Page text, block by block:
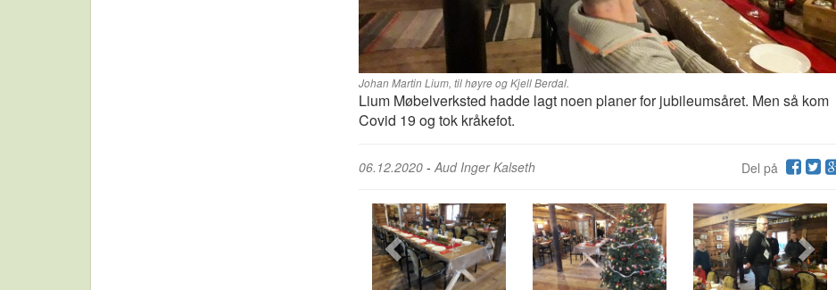
Johan Martin Lium, til høyre og Kjell Berdal.
Lium Møbelverksted hadde lagt noen planer for jubileumsåret. Men så kom
Covid 19 og tok kråkefot.
Del på
06.12.2020 -Aud Inger Kalseth